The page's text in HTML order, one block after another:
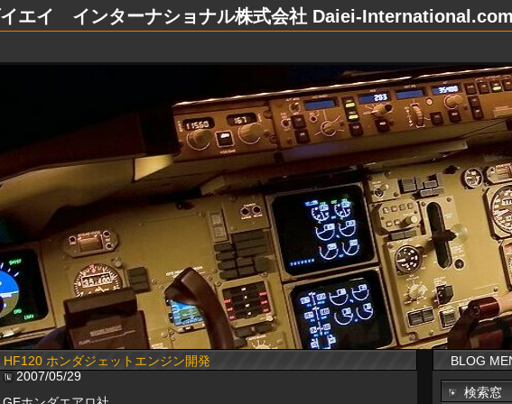
エイ インターナショナル株式会社 Daiei-
HF120 ホンダジェットエンジン開発
2007/05/29
BLOG
検索窓